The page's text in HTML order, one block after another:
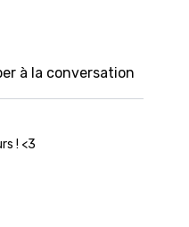
à la conversation
! <3